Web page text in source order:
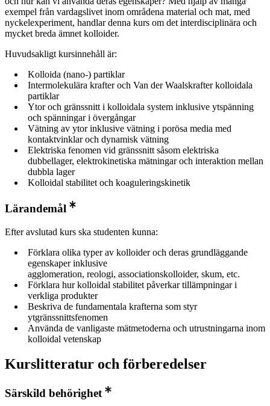
exempel från vardagslivet inom områdena material och mat, med
nyckelexperiment, handlar denna kurs om det interdisciplinära och
mycket breda ämnet kolloider.
Huvudsakligt kursinnehåll är:
Kolloida (nano-) partiklar
Intermolekulära krafter och Van der Waalskrafter kolloidala
partiklar
Ytor och gränssnitt i kolloidala system inklusive ytspänning
och spänningar i övergångar
Vätning av ytor inklusive vätning i porösa media med
kontaktvinklar och dynamisk vätning
Elektriska fenomen vid gränssnitt såsom elektriska
dubbellager, elektrokinetiska mätningar och interaktion mellan
dubbla lager
Kolloidal stabilitet och koaguleringskinetik
Lärandemål
Efter avslutad kurs ska studenten kunna:
Förklara olika typer av kolloider och deras grundläggande
egenskaper inklusive
agglomeration, reologi, associationskolloider, skum, etc.
Förklara hur kolloidal stabilitet påverkar tillämpningar i
verkliga produkter
Beskriva de fundamentala krafterna som styr
ytgränssnittsfenomen
Använda de vanligaste mätmetoderna och utrustningarna inom
kolloidal vetenskap
Kurslitteratur och förberedelser
Särskild behörighet